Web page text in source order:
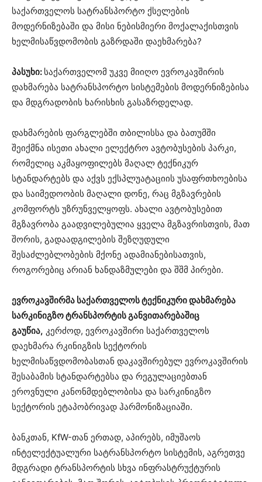
საქართველოს სატრანსპორტო ქსელების
მოდერნიზებაში და მისი ნებისმიერი მოქალაქისთვის
ხელმისაწვდომობის გაზრდაში დაეხმარება?
პასუხი: საქართველომ უკვე მიიღო ევროკავშირის
დახმარება სატრანსპორტო სისტემების მოდერნიზებისა
და მდგრადობის ხარისხის გასაზრდელად.
დახმარების ფარგლებში თბილისსა და ბათუმში
შეიქმნა ისეთი ახალი ელექტრო ავტობუსების პარკი,
რომელიც აკმაყოფილებს მაღალ ტექნიკურ
სტანდარტებს და აქვს ექსპლუატაციის უსაფრთხოებისა
და საიმედოობის მაღალი დონე, რაც მგზავრების
კომფორტს უზრუნველყოფს. ახალი ავტობუსებით
მგზავრობა გაადვილებულია ყველა მგზავრისთვის, მათ
შორის, გადაადგილების შეზღუდული
შესაძლებლობების მქონე ადამიანებისათვის,
როგორებიც არიან ხანდაზმულები და შშმ პირები.
ევროკავშირმა საქართველოს ტექნიკური დახმარება
სარკინიგზო ტრანსპორტის განვითარებაშიც
გაუწია, კერძოდ, ევროკავშირი საქართველოს
დაეხმარა რკინიგზის სექტორის
ხელმისაწვდომობასთან დაკავშირებულ ევროკავშირის
შესაბამის სტანდარტებსა და რეგულაციებთან
ეროვნული კანონმდებლობისა და სარკინიგზო
სექტორის ეტაპობრივად ჰარმონიზაციაში.
ბანკთან, KfW-თან ერთად, აპირებს, იმუშაოს
ინტელექტუალური სატრანსპორტო სისტემის, აგრეთვე
მდგრადი ტრანსპორტის სხვა ინფრასტრუქტურის